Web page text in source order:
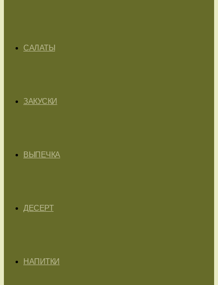
САЛАТЫ
ЗАКУСКИ
ВЫПЕЧКА
ДЕСЕРТ
НАПИТКИ